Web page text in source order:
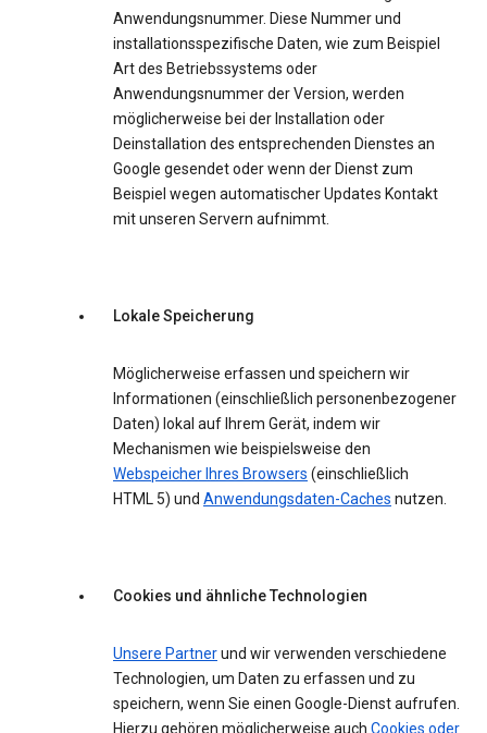
Anwendungsnummer. Diese Nummer und
installationsspezifische Daten, wie zum Beispiel
Art des Betriebssystems oder
Anwendungsnummer der Version, werden
möglicherweise bei der Installation oder
Deinstallation des entsprechenden Dienstes an
Google gesendet oder wenn der Dienst zum
Beispiel wegen automatischer Updates Kontakt
mit unseren Servern aufnimmt.
Lokale Speicherung
Möglicherweise erfassen und speichern wir
Informationen (einschließlich personenbezogener
Daten) lokal auf Ihrem Gerät, indem wir
Mechanismen wie beispielsweise den
Webspeicher Ihres Browsers (einschließlich
HTML 5) und Anwendungsdaten-Caches nutzen.
Cookies und ähnliche Technologien
Unsere Partnerund wir verwenden verschiedene
Technologien, um Daten zu erfassen und zu
speichern, wenn Sie einen Google-Dienst aufrufen.
Hierzu gehören möglicherweise auch Cookies oder